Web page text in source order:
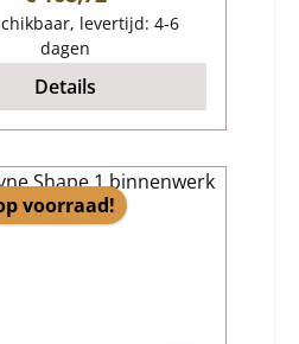
levertijd: 4-6
dagen
Details
voorraad!